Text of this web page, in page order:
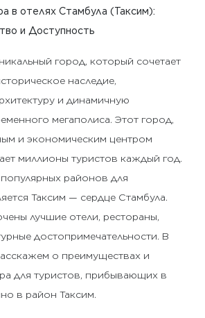
в отелях Стамбула (Таксим):
и Доступность
город, который сочетает
наследие,
и динамичную
мегаполиса. Этот город,
и экономическим центром
миллионы туристов каждый год.
районов для
Таксим — сердце Стамбула.
лучшие отели, рестораны,
достопримечательности. В
о преимуществах и
для туристов, прибывающих в
в район Таксим.